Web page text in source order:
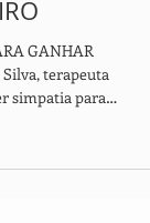
PARA
GANHAR
simpatia para